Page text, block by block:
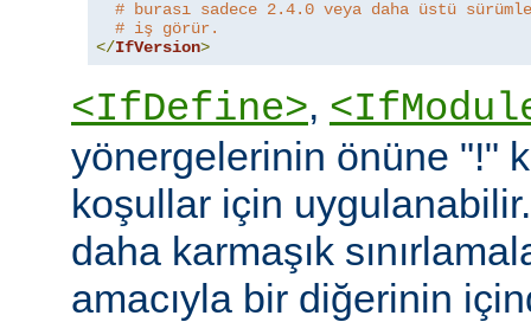
# burası sadece 2.4.0 veya daha üstü
# iş görür.
</IfVersion>
<IfDefine>,
yönergelerinin önüne "!"
koşullar için
daha karmaşık
amacıyla bir diğerinin